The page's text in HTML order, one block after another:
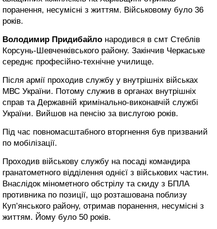
поранення, несумісні з життям. Військовому було 36
років.
Володимир Придибайло народився в смт Стеблів
Корсунь-Шевченківського району. Закінчив Черкаське
середнє професійно-технічне училище.
Після армії проходив службу у внутрішніх військах
МВС України. Потому служив в органах внутрішніх
справ та Державній кримінально-виконавчій службі
України. Вийшов на пенсію за вислугою років.
Під час повномасштабного вторгнення був призваний
по мобілізації.
Проходив військову службу на посаді командира
гранатометного відділення однієї з військових частин.
Внаслідок мінометного обстрілу та скиду з БПЛА
противника по позиції, що розташована поблизу
Куп’янського району, отримав поранення, несумісні з
життям. Йому було 50 років.